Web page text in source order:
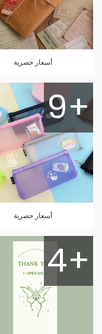
أسعار حصرية
9+
أسعار حصرية
4+